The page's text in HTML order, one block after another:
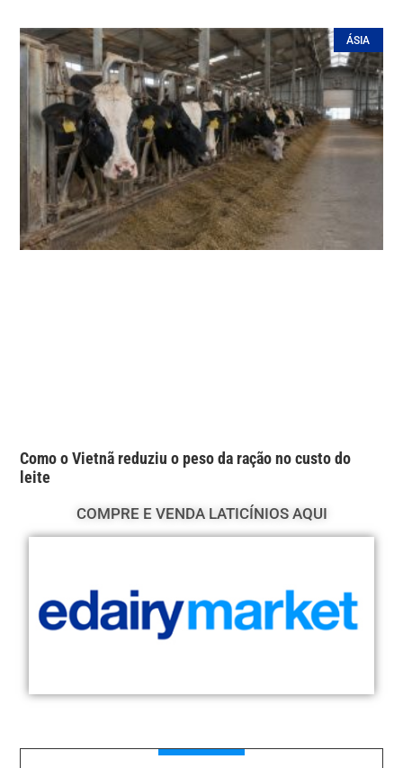
ÁSIA
Como o Vietnã reduziu o peso da ração no custo do
leite
COMPRE E VENDA LATICÍNIOS AQUI